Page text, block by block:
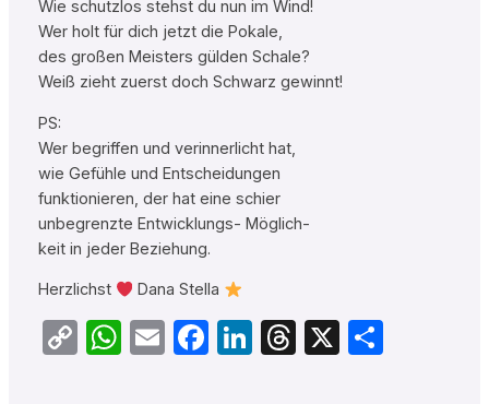
Wie schutzlos stehst du nun im Wind!
Wer holt für dich jetzt die Pokale,
des großen Meisters gülden Schale?
Weiß zieht zuerst doch Schwarz gewinnt!
PS:
Wer begriffen und verinnerlicht hat,
wie Gefühle und Entscheidungen
funktionieren, der hat eine schier
unbegrenzte Entwicklungs- Möglich-
keit in jeder Beziehung.
Herzlichst Dana Stella
CopyWhatsApp
EmailFacebook
LinkedIn
Threads
X Teilen